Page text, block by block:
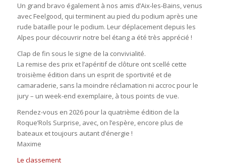
Un grand bravo également à nos amis d’Aix-les-Bains, venus
avec Feelgood, qui terminent au pied du podium après une
rude bataille pour le podium. Leur déplacement depuis les
Alpes pour découvrir notre bel étang a été très apprécié !
Clap de fin sous le signe de la convivialité.
La remise des prix et l’apéritif de clôture ont scellé cette
troisième édition dans un esprit de sportivité et de
camaraderie, sans la moindre réclamation ni accroc pour le
jury – un week-end exemplaire, à tous points de vue.
Rendez-vous en 2026 pour la quatrième édition de la
Roque’Rols Surprise, avec, on l’espère, encore plus de
bateaux et toujours autant d’énergie !
Maxime
Le classement